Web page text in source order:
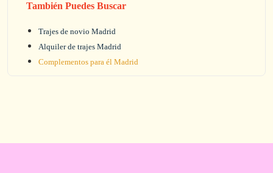
También Puedes Buscar
Trajes de novio Madrid
Alquiler de trajes Madrid
Complementos para él Madrid